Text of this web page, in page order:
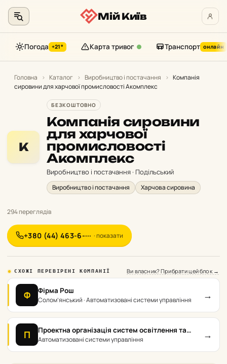
контенту
Мій Київ
Погода +21° Карта тривог Транспорт онлайн
Головна › Каталог › Виробництво і постачання › Компанія
сировини для харчової промисловості Акомплекс
К
БЕЗКОШТОВНО
Компанія сировини
для харчової
промисловості
Акомплекс
Виробництво і постачання · Подільський
Виробництво і постачання Харчова сировина
294 переглядів
+380 (44) 463-6-··· · показати
СХОЖІ ПЕРЕВІРЕНІ КОМПАНІЇ Ви власник? Прибрати цей блок →
Ф Фірма Рош
Солом’янський · Автоматизовані системи управління →
П
Проектна організація систем освітлення та
фонтанів Інтельфлайт
Автоматизовані системи управління →